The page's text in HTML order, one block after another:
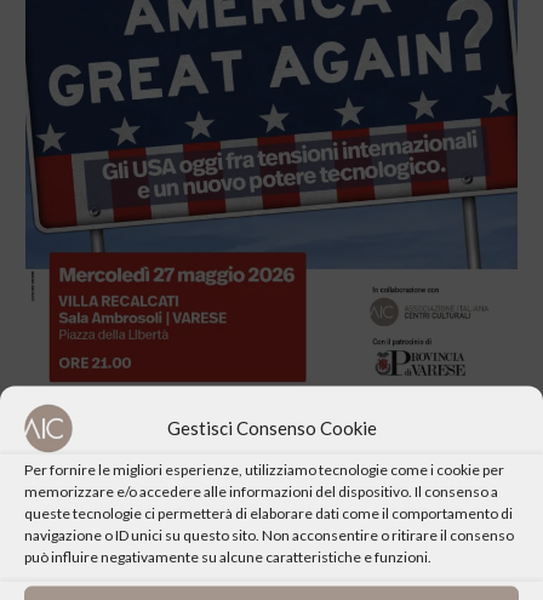
Gestisci Consenso Cookie
Per fornire le migliori esperienze, utilizziamo tecnologie come i cookie per
memorizzare e/o accedere alle informazioni del dispositivo. Il consenso a
queste tecnologie ci permetterà di elaborare dati come il comportamento di
navigazione o ID unici su questo sito. Non acconsentire o ritirare il consenso
può influire negativamente su alcune caratteristiche e funzioni.
CONDIVIDI QUESTO EVENTO